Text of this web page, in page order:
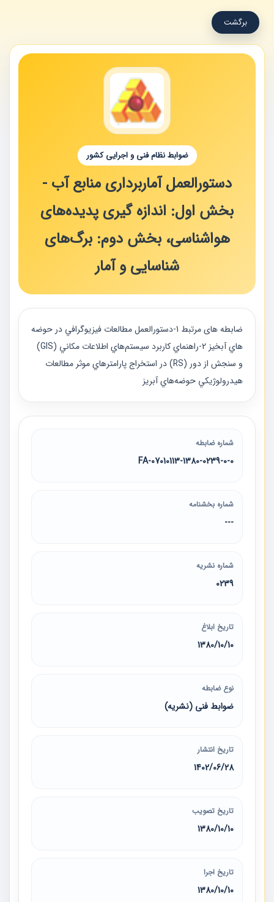
برگشت
ضوابط نظام فنی و اجرایی کشور
دستورالعمل آماربرداری منابع آب -
بخش اول: اندازه گیری پدیده‌های
هواشناسی، بخش دوم: برگ‌های
شناسایی و آمار
ضابطه های مرتبط 1-دستورالعمل مطالعات فيزيوگرافي در حوضه
هاي آبخيز 2-راهنماي كاربرد سيستم‌هاي اطلاعات مكاني (GIS)
و سنجش از دور (RS) در استخراج پارامترهاي موثر مطالعات
هيدرولوژيكي حوضه‌هاي آبريز
شماره ضابطه
07010113-1380-0239-0-0-FA
شماره بخشنامه
---
شماره نشریه
0239
تاریخ ابلاغ
1380/10/10
نوع ضابطه
ضوابط فنی (نشریه)
تاریخ انتشار
1402/06/28
تاریخ تصویب
1380/10/10
تاریخ اجرا
1380/10/10